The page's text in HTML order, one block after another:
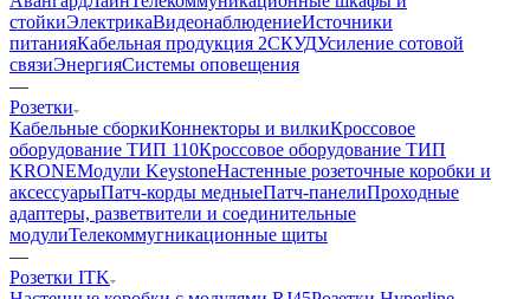
стойкиЭлектрикаВидеонаблюдениеИсточники
питанияКабельная продукция 2СКУДУсиление сотовой
связиЭнергияСистемы оповещения
—
Розетки
Кабельные сборкиКоннекторы и вилкиКроссовое
оборудование ТИП 110Кроссовое оборудование ТИП
KRONEМодули KeystoneНастенные розеточные коробки и
аксессуарыПатч-корды медныеПатч-панелиПроходные
адаптеры, разветвители и соединительные
модулиТелекоммугникационные щиты
—
Розетки ITK